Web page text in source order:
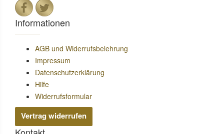
Informationen
AGB und Widerrufsbelehrung
Impressum
Datenschutzerklärung
Hilfe
Widerrufsformular
Vertrag widerrufen